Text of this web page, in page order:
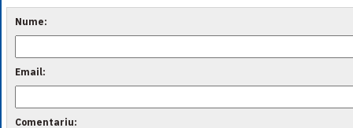
Nume:
Email:
Comentariu: